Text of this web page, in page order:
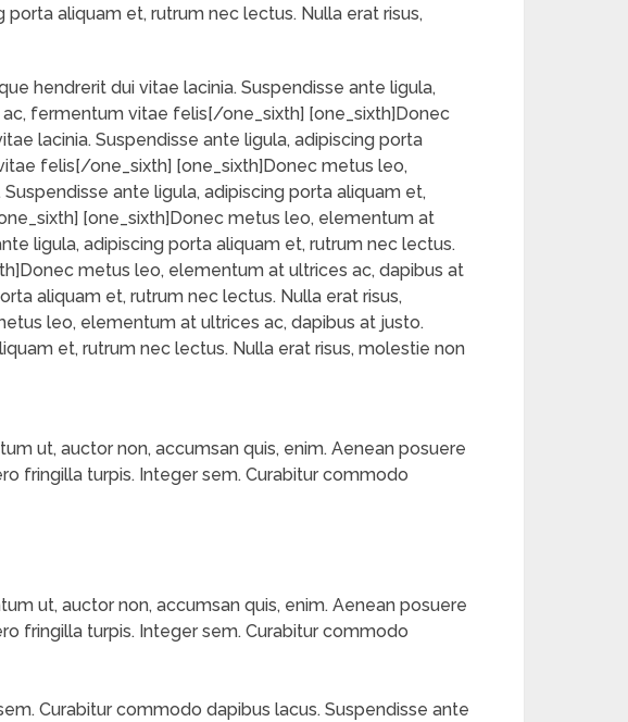
aliquam et, rutrum nec lectus. Nulla erat risus,
hendrerit dui vitae lacinia. Suspendisse ante ligula,
fermentum vitae felis[/one_sixth] [one_sixth]Donec
lacinia. Suspendisse ante ligula, adipiscing porta
felis[/one_sixth] [one_sixth]Donec metus leo,
ante ligula, adipiscing porta aliquam et,
[one_sixth]Donec metus leo, elementum at
ligula, adipiscing porta aliquam et, rutrum nec lectus.
metus leo, elementum at ultrices ac, dapibus at
aliquam et, rutrum nec lectus. Nulla erat risus,
leo, elementum at ultrices ac, dapibus at justo.
et, rutrum nec lectus. Nulla erat risus, molestie non
ut, auctor non, accumsan quis, enim. Aenean posuere
fringilla turpis. Integer sem. Curabitur commodo
ut, auctor non, accumsan quis, enim. Aenean posuere
fringilla turpis. Integer sem. Curabitur commodo
Curabitur commodo dapibus lacus. Suspendisse ante